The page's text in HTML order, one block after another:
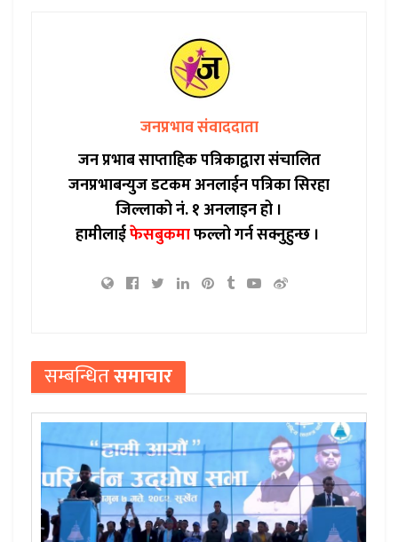
जनप्रभाव संवाददाता
जन प्रभाब साप्ताहिक पत्रिकाद्वारा संचालित
जनप्रभाबन्युज डटकम अनलाईन पत्रिका सिरहा
जिल्लाको नं. १ अनलाइन हो ।
हामीलाईफेसबुकमाफल्लो गर्न सक्नुहुन्छ ।
सम्बन्धितसमाचार